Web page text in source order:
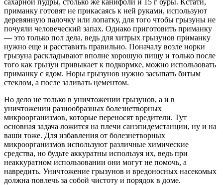
приманку готовят не прикасаясь к ней руками, используют
деревянную палочку или лопатку, для того чтобы грызуны не
почуяли человеческий запах. Однако приготовить приманку
— это только пол дела, ведь для хитрых грызунов приманку
нужно еще и расставить правильно. Поначалу возле норки
грызуна раскладывают вполне хорошую пищу и только после
того как грызун привыкает к подкормке, можно использовать
приманку с ядом. Норы грызунов нужно засыпать битым
стеклом, а после заливать цементом.
Но дело не только в уничтожении грызунов, а и в
уничтожении разнообразных болезнетворных
микроорганизмов, которые переносят вредители. Тут
основная задача ложится на плечи санэпидемстанции, ну и на
ваши тоже. Для избавления от болезнетворных
микроорганизмов используют различные химические
средства, но будьте аккуратны используя их, ведь при
неаккуратном использовании они могут не помочь, а
навредить. Уничтожение грызунов и вредоносных насекомых
должна повлечь за собой чистоту и порядок в доме.